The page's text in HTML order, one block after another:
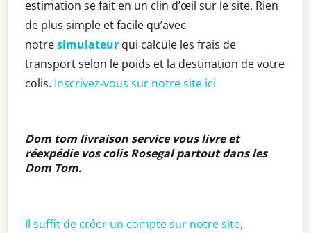
estimation se fait en un clin d’œil sur le site. Rien
de plus simple et facile qu’avec
notresimulateur qui calcule les frais de
transport selon le poids et la destination de votre
colis. Inscrivez-vous sur notre site ici
Dom tom livraison service vous livre et
réexpédie vos colis Rosegal partout dans les
Dom Tom.
Il suffit de créer un compte sur notre site,